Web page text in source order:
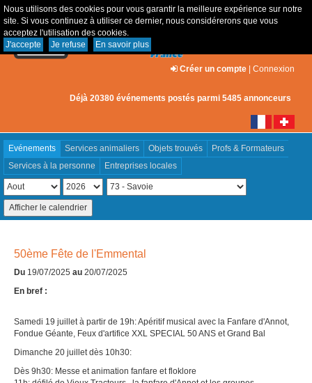
Nous utilisons des cookies pour vous garantir la meilleure expérience sur notre
site. Si vous continuez à utiliser ce dernier, nous considérerons que vous
acceptez l'utilisation des cookies.
J'accepte
Je refuse En savoir plus
Créer un compte | Connexion
Déjà 20380 événements postés parmi 5485 annonceurs
Evénements Services animaliers Objets trouvés
Profs & Formateurs
Services à la personne
Entreprises locales
50ème Fête de l'Emmental
Du 19/07/2025 au 20/07/2025
En bref :
Samedi 19 juillet à partir de 19h: Apéritif musical avec la Fanfare d'Annot,
Fondue Géante, Feux d'artifice XXL SPECIAL 50 ANS et Grand Bal
Dimanche 20 juillet dès 10h30:
Dès 9h30: Messe et animation fanfare et floklore